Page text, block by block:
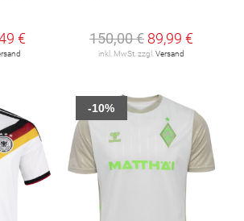
€ 150,00 € 89,99 €
inkl. MwSt. zzgl. Versand
-10%